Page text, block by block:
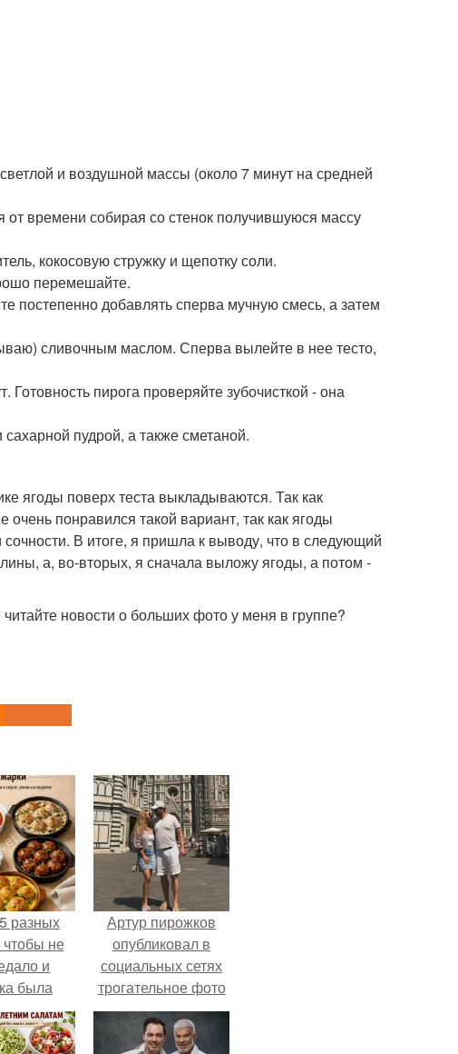
и воздушной массы (около 7 минут на средней
времени собирая со стенок получившуюся массу
кокосовую стружку и щепотку соли.
перемешайте.
постепенно добавлять сперва мучную смесь, а затем
сливочным маслом. Сперва вылейте в нее тесто,
Готовность пирога проверяйте зубочисткой - она
пудрой, а также сметаной.
ягоды поверх теста выкладываются. Так как
понравился такой вариант, так как ягоды
В итоге, я пришла к выводу, что в следующий
а, во-вторых, я сначала выложу ягоды, а потом -
новости о больших фото у меня в группе?
разных
чтобы не
и
была
Артур пирожков
опубликовал в
социальных сетях
трогательное фото
с супругой
Анжеликой,